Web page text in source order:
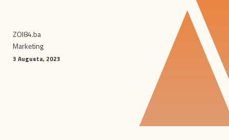
ZOI84.ba
Marketing
3 Augusta, 2023